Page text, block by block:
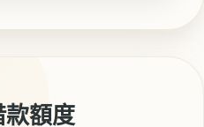
款額度